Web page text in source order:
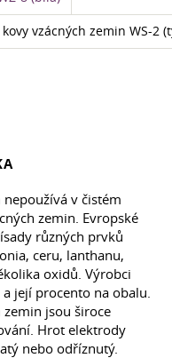
vzácných zemin WS-2
v čistém
zemin. Evropské
různých prvků
ceru, lanthanu,
oxidů. Výrobci
její procento na obalu.
zemin jsou široce
Hrot elektrody
nebo odříznutý.